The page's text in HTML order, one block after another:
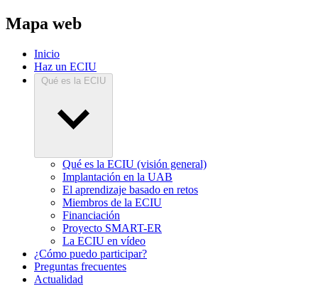
Mapa web
Inicio
Haz un ECIU
Qué es la ECIU
Qué es la ECIU (visión general)
Implantación en la UAB
El aprendizaje basado en retos
Miembros de la ECIU
Financiación
Proyecto SMART-ER
La ECIU en vídeo
¿Cómo puedo participar?
Preguntas frecuentes
Actualidad